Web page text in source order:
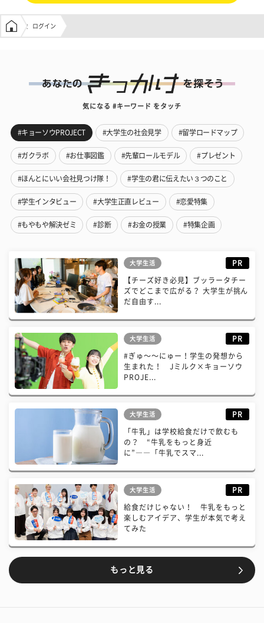
学生の窓口トップ
ログイン
気になる #キーワード をタッチ
#キョーソウPROJECT #大学生の社会見学 #留学ロードマップ
#ガクラボ #お仕事図鑑 #先輩ロールモデル #プレゼント
#ほんとにいい会社見つけ隊！ #学生の君に伝えたい３つのこと
#学生インタビュー #大学生正直レビュー #恋愛特集
#もやもや解決ゼミ #診断 #お金の授業 #特集企画
大学生活 PR
【チーズ好き必見】ブッラータチー
ズでどこまで広がる？ 大学生が挑ん
だ自由す...
大学生活 PR
#ぎゅ〜〜にゅー！学生の発想から
生まれた！ Jミルク×キョーソウ
PROJE...
大学生活 PR
「牛乳」は学校給食だけで飲むも
の？ “牛乳をもっと身近
に”――「牛乳でスマ...
大学生活 PR
給食だけじゃない！ 牛乳をもっと
楽しむアイデア、学生が本気で考え
てみた
もっと見る